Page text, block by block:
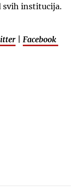
svih institucija.
Facebook